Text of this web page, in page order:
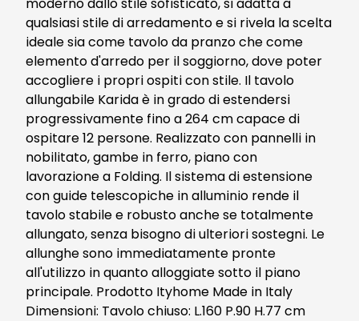
qualsiasi stile di arredamento e si rivela la scelta
ideale sia come tavolo da pranzo che come
elemento d'arredo per il soggiorno, dove poter
accogliere i propri ospiti con stile. Il tavolo
allungabile Karida è in grado di estendersi
progressivamente fino a 264 cm capace di
ospitare 12 persone. Realizzato con pannelli in
nobilitato, gambe in ferro, piano con
lavorazione a Folding. Il sistema di estensione
con guide telescopiche in alluminio rende il
tavolo stabile e robusto anche se totalmente
allungato, senza bisogno di ulteriori sostegni. Le
allunghe sono immediatamente pronte
all'utilizzo in quanto alloggiate sotto il piano
principale. Prodotto Ityhome Made in Italy
Dimensioni: Tavolo chiuso: L.160 P.90 H.77 cm